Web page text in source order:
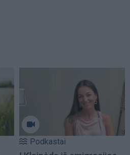
Podkastai